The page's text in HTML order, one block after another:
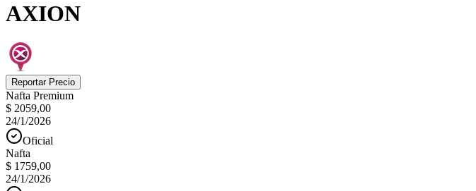
AXION
Reportar Precio
Nafta Premium
$ 2059,00
24/1/2026
Oficial
Nafta
$ 1759,00
24/1/2026